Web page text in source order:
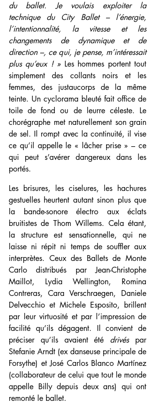
du ballet. Je voulais exploiter la
technique du City Ballet – l’énergie,
l’intentionnalité, la vitesse et les
changements de dynamique et de
direction –, ce qui, je pense, m’intéressait
plus qu’eux ! » Les hommes portent tout
simplement des collants noirs et les
femmes, des justaucorps de la même
teinte. Un cyclorama bleuté fait office de
toile de fond ou de leurre céleste. Le
chorégraphe met naturellement son grain
de sel. Il rompt avec la continuité, il vise
ce qu’il appelle le « lâcher prise » – ce
qui peut s’avérer dangereux dans les
portés.
Les brisures, les ciselures, les hachures
gestuelles heurtent autant sinon plus que
la bande-sonore électro aux éclats
bruitistes de Thom Willems. Cela étant,
la structure est sensationnelle, qui ne
laisse ni répit ni temps de souffler aux
interprètes. Ceux des Ballets de Monte
Carlo distribués par Jean-Christophe
Maillot, Lydia Wellington, Romina
Contreras, Cara Verschraegen, Daniele
Delvecchio et Michele Esposito, brillent
par leur virtuosité et par l’impression de
facilité qu’ils dégagent. Il convient de
préciser qu’ils avaient été drivés par
Stefanie Arndt (ex danseuse principale de
Forsythe) et José Carlos Blanco Martínez
(collaborateur de celui que tout le monde
appelle Billy depuis deux ans) qui ont
remonté le ballet.